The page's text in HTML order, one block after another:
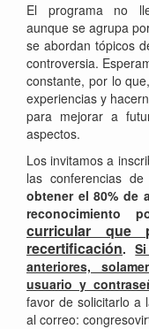
El programa no
aunque se agrupa
se abordan tópicos
controversia.
constante, por lo
experiencias y
para mejorar a
aspectos.
Los invitamos a
las conferencias
obtener el 80% de
reconocimiento
curricular que
recertificación.
anteriores,
usuario y
favor de solicitarlo a
al correo: